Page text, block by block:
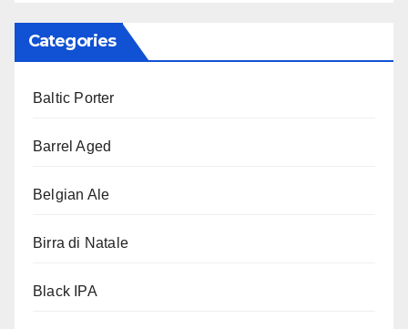
Categories
Baltic Porter
Barrel Aged
Belgian Ale
Birra di Natale
Black IPA